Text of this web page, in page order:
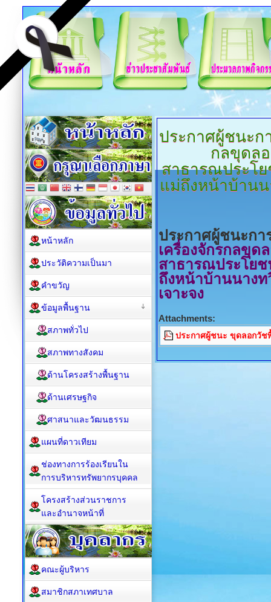
ประกาศผู้ชนะก
กลขุดล
สาธารณประโ
แม่ถึงหน้าบ้านน
ประกาศผู้ชนะกา
เครื่องจักรกลขุด
สาธารณประโย
ถึงหน้าบ้านนางท
เจาะจง
Attachments:
ประกาศผู้ชนะ ขุดลอกวัช
หน้าหลัก
ประวัติความเป็นมา
คำขวัญ
ข้อมูลพื้นฐาน
สภาพทั่วไป
สภาพทางสังคม
ด้านโครงสร้างพื้นฐาน
ด้านเศรษฐกิจ
ศาสนาและวัฒนธรรม
แผนที่ดาวเทียม
ช่องทางการร้องเรียนใน
การบริหารทรัพยากรบุคคล
โครงสร้างส่วนราชการ
และอำนาจหน้าที่
คณะผู้บริหาร
สมาชิกสภาเทศบาล